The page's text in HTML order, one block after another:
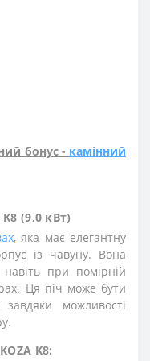
бонус - камінний
(9,0 кВт)
, яка має елегантну
із чавуну. Вона
при помірній
Ця піч може бути
можливості
K8: